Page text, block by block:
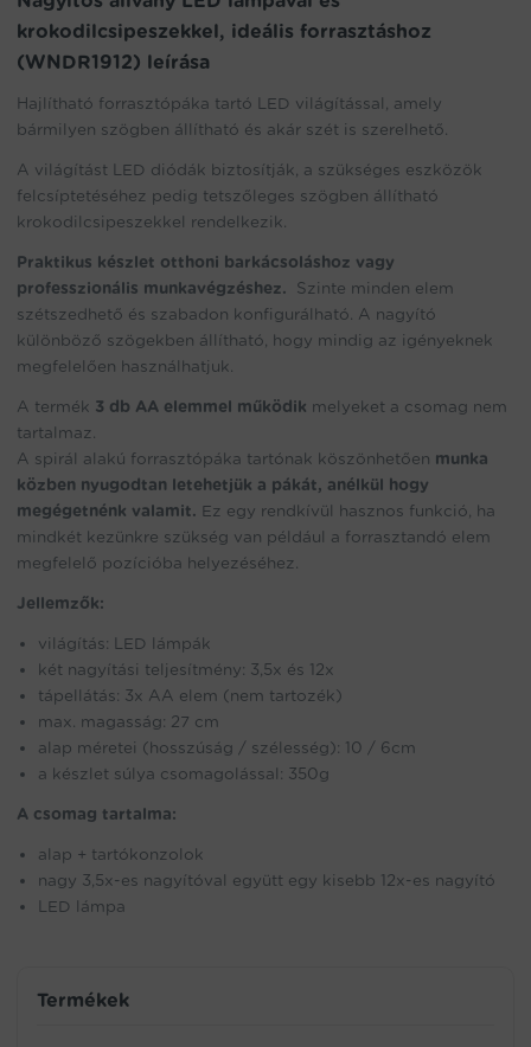
this
product
krokodilcsipeszekkel, ideális forrasztáshoz
(WNDR1912) leírása
Hajlítható forrasztópáka tartó LED világítással, amely
bármilyen szögben állítható és akár szét is szerelhető.
A világítást LED diódák biztosítják, a szükséges eszközök
felcsíptetéséhez pedig tetszőleges szögben állítható
krokodilcsipeszekkel rendelkezik.
Praktikus készlet otthoni barkácsoláshoz vagy
professzionális munkavégzéshez.
Szinte minden elem
szétszedhető és szabadon konfigurálható. A nagyító
különböző szögekben állítható, hogy mindig az igényeknek
megfelelően használhatjuk.
A termék 3 db AA elemmel működik melyeket a csomag nem
tartalmaz.
A spirál alakú forrasztópáka tartónak köszönhetően munka
közben nyugodtan letehetjük a pákát, anélkül hogy
megégetnénk valamit. Ez egy rendkívül hasznos funkció, ha
mindkét kezünkre szükség van például a forrasztandó elem
megfelelő pozícióba helyezéséhez.
Jellemzők:
világítás: LED lámpák
két nagyítási teljesítmény: 3,5x és 12x
tápellátás: 3x AA elem (nem tartozék)
max. magasság: 27 cm
alap méretei (hosszúság / szélesség): 10 / 6cm
a készlet súlya csomagolással: 350g
A csomag tartalma:
alap + tartókonzolok
nagy 3,5x-es nagyítóval együtt egy kisebb 12x-es nagyító
LED lámpa
Termékek